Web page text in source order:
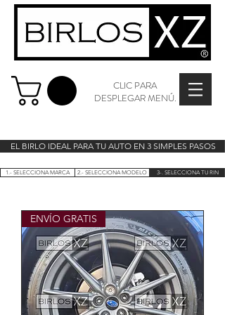
CLIC PARA
DESPLEGAR MENÚ.
EL BIRLO IDEAL PARA TU AUTO EN 3 SIMPLES PASOS
1.- SELECCIONA MARCA 2.- SELECCIONA MODELO 3-. SELECCIONA TU RIN
ENVÍO GRATIS